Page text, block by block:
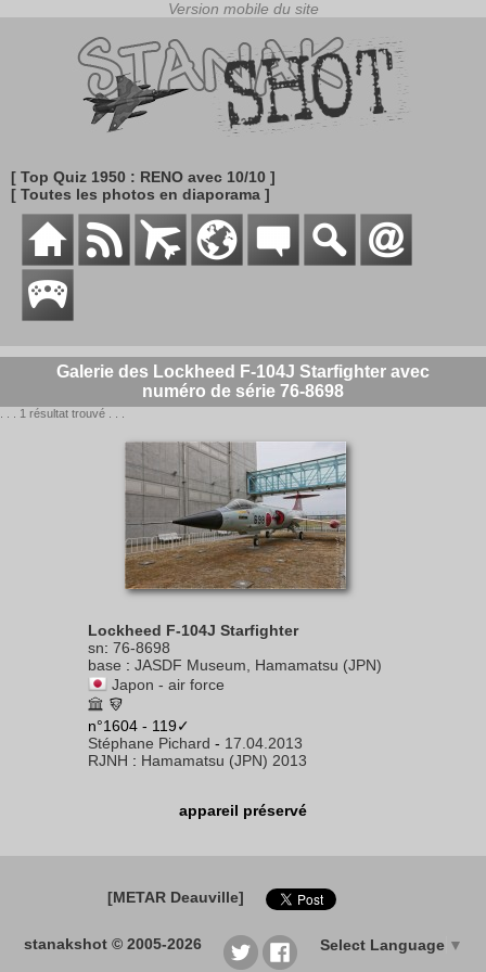
[ Top Quiz 1950 : RENO avec 10/10 ]
[ Toutes les photos en diaporama ]
Galerie des Lockheed F-104J Starfighter avec
numéro de série 76-8698
. . . 1 résultat trouvé . . .
Lockheed F-104J Starfighter
sn: 76-8698
base : JASDF Museum, Hamamatsu (JPN)
Japon - air force
n°1604 - 119✓
Stéphane Pichard - 17.04.2013
RJNH : Hamamatsu (JPN) 2013
appareil préservé
[METAR Deauville]
stanakshot © 2005-2026 Select Language ▼